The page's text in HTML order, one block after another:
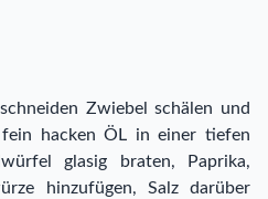
Zwiebel schälen und
hacken ÖL in einer tiefen
glasig braten, Paprika,
hinzufügen, Salz darüber